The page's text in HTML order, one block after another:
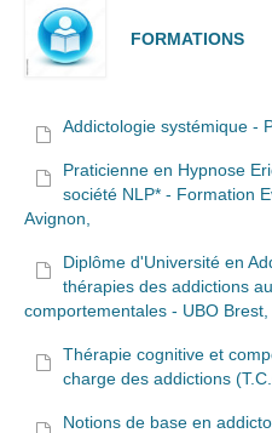
FORMATIONS
Addictologie systémique -
Praticienne en Hypnose
société NLP* - Formation
Avignon,
Diplôme d'Université en
thérapies des addictions
comportementales - UBO Brest,
Thérapie cognitive et
charge des addictions
Notions de base en